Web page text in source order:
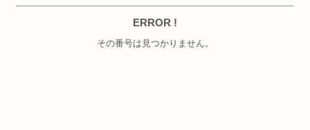
ERROR !
その番号は見つかりません。